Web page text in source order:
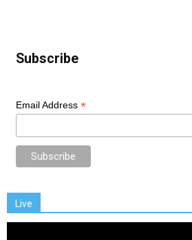
Subscribe
Email Address *
Live